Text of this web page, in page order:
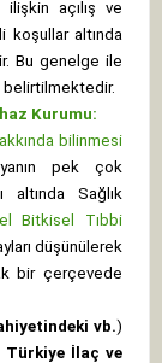
açılış ve
koşullar altında
Bu genelge ile
belirtilmektedir.
Kurumu:
bilinmesi
pek çok
altında Sağlık
Bitkisel Tıbbi
düşünülerek
bir çerçevede
vb.)
Türkiye İlaç ve